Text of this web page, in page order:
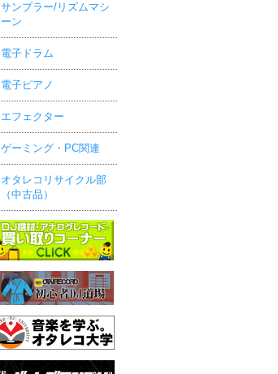
サンプラー/リズムマシ
ーン
電子ドラム
電子ピアノ
エフェクター
ゲーミング・PC関連
オタレコリサイクル部
（中古品）